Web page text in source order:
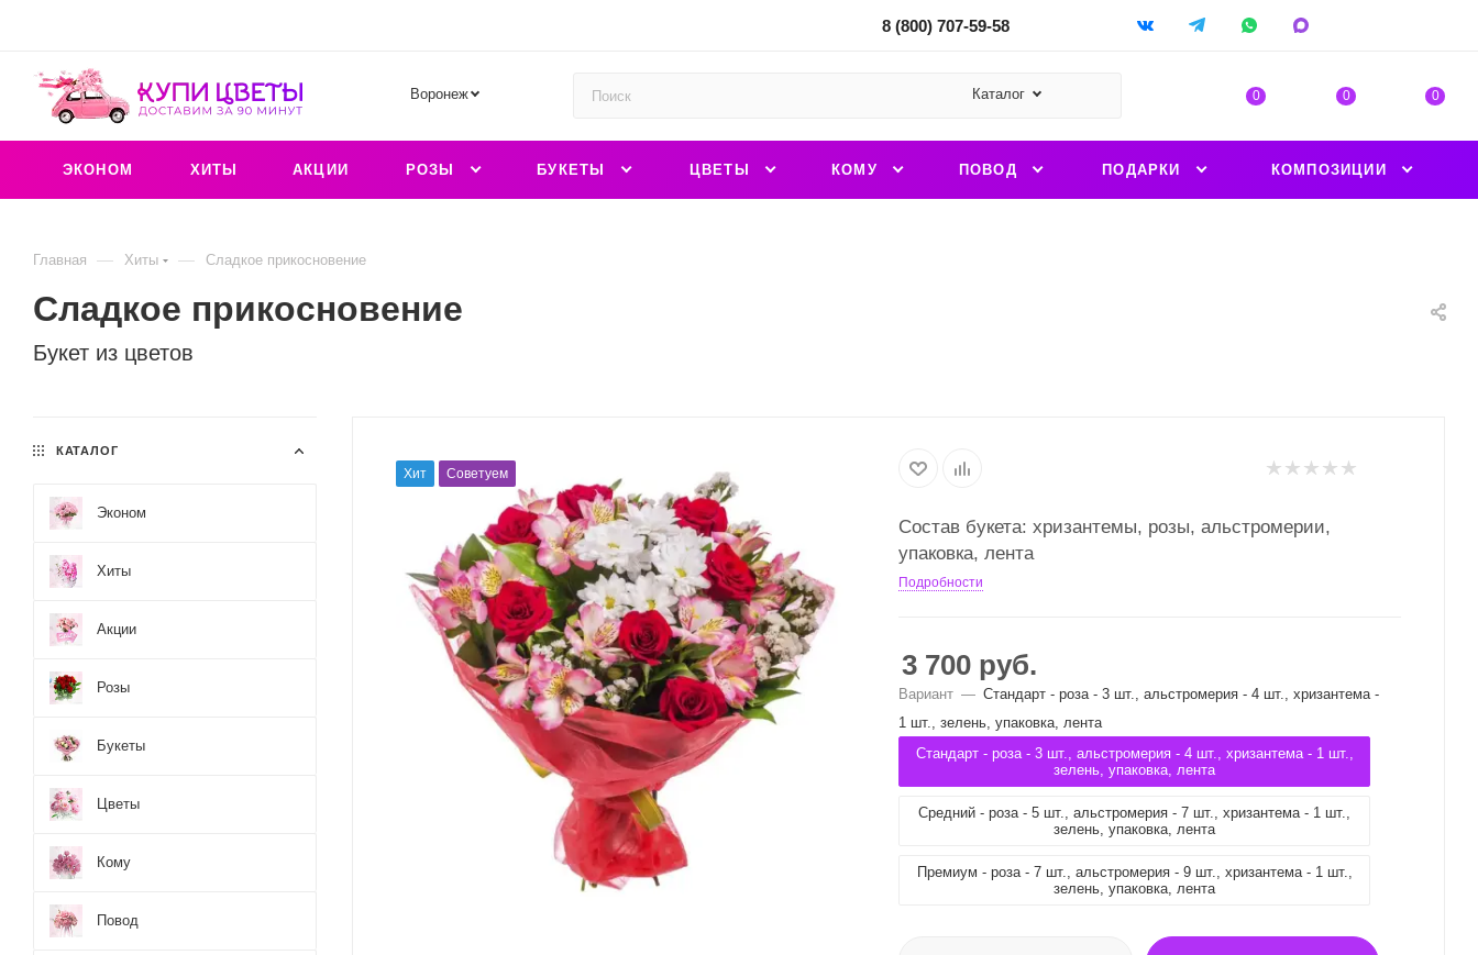
8 (800) 707-59-58
Воронеж Каталог 0 0 0
ЭКОНОМ ХИТЫ АКЦИИ РОЗЫ БУКЕТЫ ЦВЕТЫ КОМУ ПОВОД ПОДАРКИ КОМПОЗИЦИИ
Главная — Хиты — Сладкое прикосновение
Букет из цветов
Сладкое прикосновение
Хит Советуем
Состав букета: хризантемы, розы, альстромерии,
упаковка, лента
Подробности
3 700 руб.
Вариант — Стандарт - роза - 3 шт., альстромерия - 4 шт., хризантема -
1 шт., зелень, упаковка, лента
Стандарт - роза - 3 шт., альстромерия - 4 шт., хризантема - 1 шт.,
зелень, упаковка, лента
Средний - роза - 5 шт., альстромерия - 7 шт., хризантема - 1 шт.,
зелень, упаковка, лента
Премиум - роза - 7 шт., альстромерия - 9 шт., хризантема - 1 шт.,
зелень, упаковка, лента
КАТАЛОГ
Эконом
Хиты
Акции
Розы
Букеты
Цветы
Кому
Повод